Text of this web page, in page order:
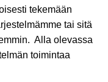
tekemään
tai sitä
Alla olevassa
toimintaa